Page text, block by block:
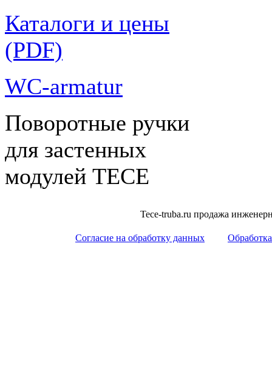
Каталоги и цены
(PDF)
WC-armatur
Поворотные ручки
для застенных
модулей ТЕСЕ
Tece-truba.ru продажа
Согласие на обработку данных